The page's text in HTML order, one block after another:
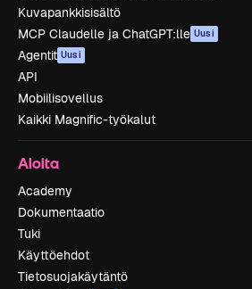
Kuvapankkisisältö
MCP Claudelle ja ChatGPT:lle Uusi
Agentit Uusi
API
Mobiilisovellus
Kaikki Magnific-työkalut
Aloita
Academy
Dokumentaatio
Tuki
Käyttöehdot
Tietosuojakäytäntö